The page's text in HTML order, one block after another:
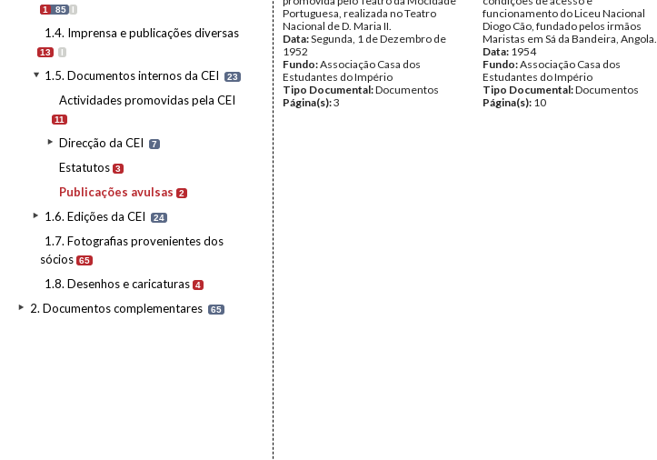
1 85 I
1.4. Imprensa e publicações diversas
13 I
1.5. Documentos internos da CEI 23
Actividades promovidas pela CEI
11
Direcção da CEI 7
Estatutos 3
Publicações avulsas 2
1.6. Edições da CEI 24
1.7. Fotografias provenientes dos
sócios 65
1.8. Desenhos e caricaturas 4
2. Documentos complementares 65
Portuguesa, realizada no Teatro
Nacional de D. Maria II.
Data:Segunda, 1 de Dezembro de
1952
Fundo:Associação Casa dos
Estudantes do Império
Tipo Documental:Documentos
Página(s):3
funcionamento do Liceu Nacional
Diogo Cão, fundado pelos irmãos
Maristas em Sá da Bandeira, Angola.
Data: 1954
Fundo:Associação Casa dos
Estudantes do Império
Tipo Documental:Documentos
Página(s): 10